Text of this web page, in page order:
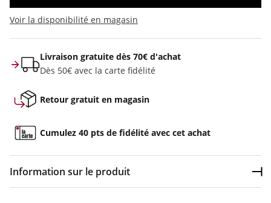
Voir la disponibilité en magasin
Livraison gratuite dès 70€ d'achat
Dès 50€ avec la carte fidélité
Retour gratuit en magasin
Cumulez 40 pts de fidélité avec cet achat
Information sur le produit